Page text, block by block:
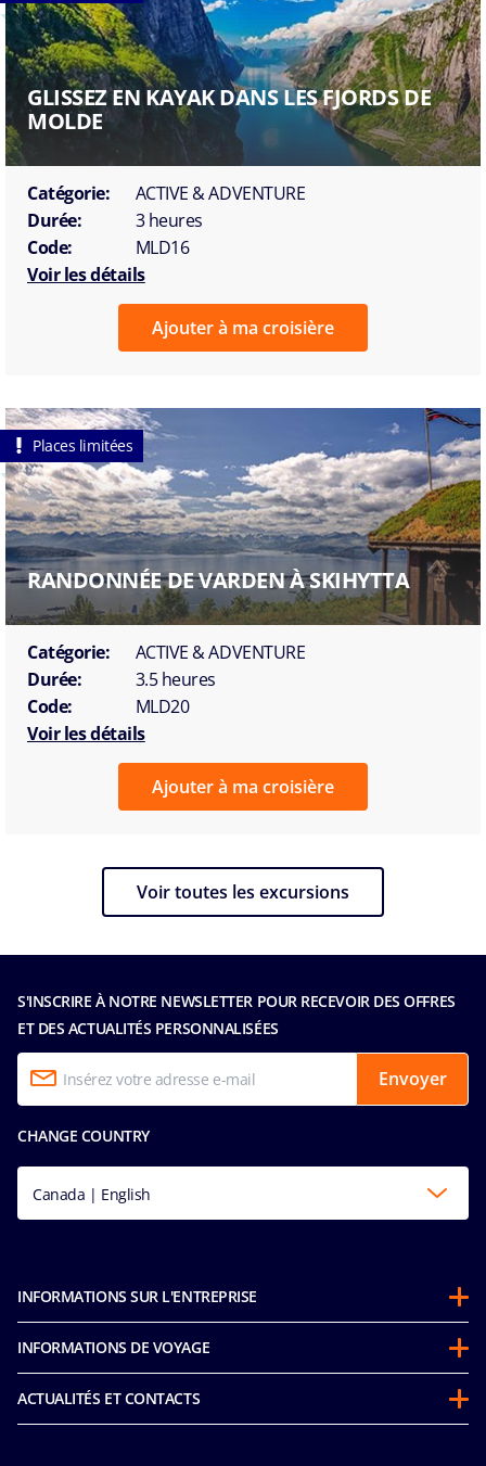
GLISSEZ EN KAYAK DANS LES FJORDS DE
MOLDE
Catégorie:
ACTIVE & ADVENTURE
Durée:
3 heures
Code:
MLD16
Voir les détails
Ajouter à ma croisière
Places limitées
RANDONNÉE DE VARDEN À SKIHYTTA
Catégorie:
ACTIVE & ADVENTURE
Durée:
3.5 heures
Code:
MLD20
Voir les détails
Ajouter à ma croisière
Voir toutes les excursions
S'INSCRIRE À NOTRE NEWSLETTER POUR RECEVOIR DES OFFRES
ET DES ACTUALITÉS PERSONNALISÉES
Envoyer
CHANGE COUNTRY
Canada | English
INFORMATIONS SUR L'ENTREPRISE
Développement durable
Mice and charters
INFORMATIONS DE VOYAGE
Avant votre croisière
ACTUALITÉS ET CONTACTS